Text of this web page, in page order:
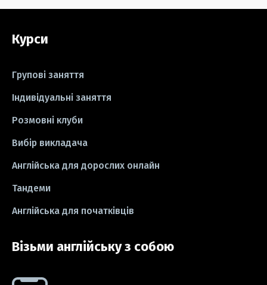
#grammar #writing #вправи
#пісні
#школа #ігри
#СV #резюме
#idioms
Курси
Групові заняття
Індивідуальні заняття
Розмовні клуби
Вибір викладача
Англійська для дорослих онлайн
Тандеми
Англійська для початківців
Візьми англійську з собою